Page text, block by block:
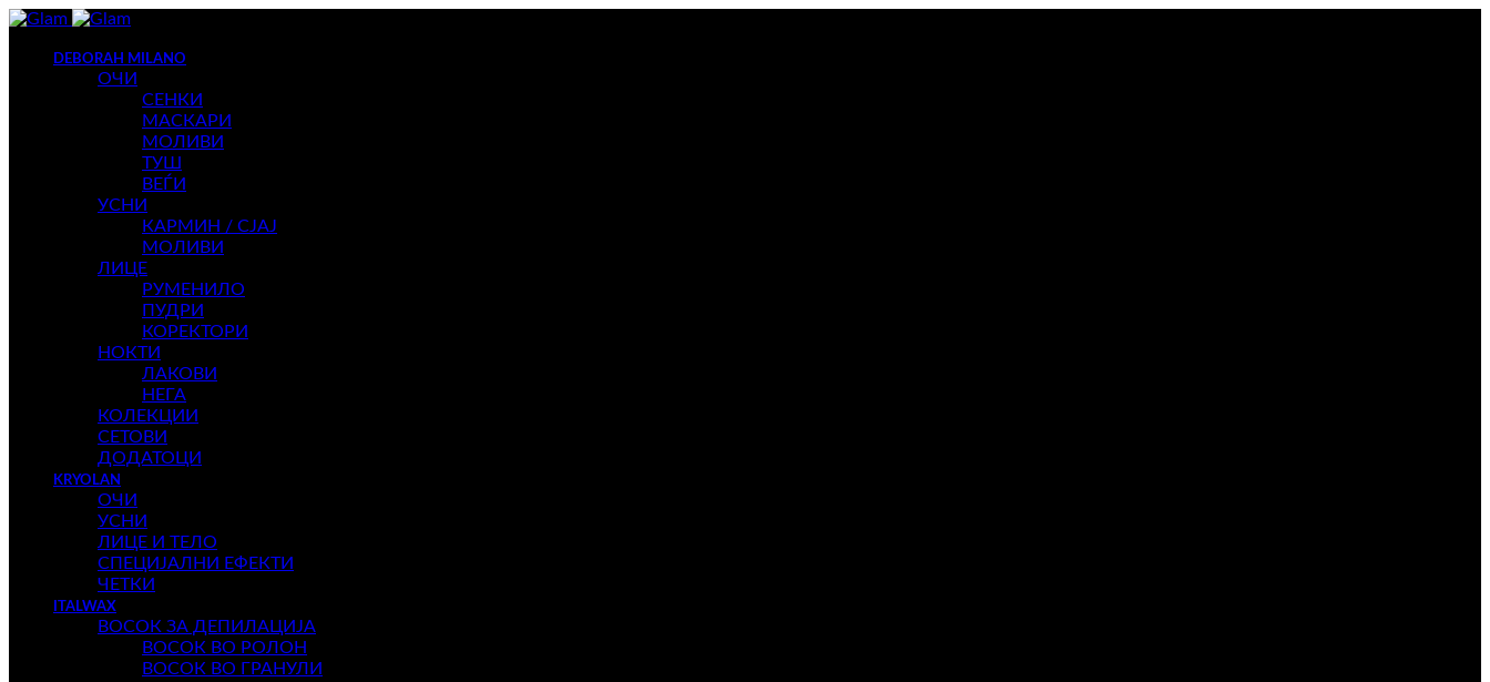
DEBORAH MILANO
ОЧИ
СЕНКИ
МАСКАРИ
МОЛИВИ
ТУШ
ВЕЃИ
УСНИ
КАРМИН / СЈАЈ
МОЛИВИ
ЛИЦЕ
РУМЕНИЛО
ПУДРИ
КОРЕКТОРИ
НОКТИ
ЛАКОВИ
НЕГА
КОЛЕКЦИИ
СЕТОВИ
ДОДАТОЦИ
KRYOLAN
ОЧИ
УСНИ
ЛИЦЕ И ТЕЛО
СПЕЦИЈАЛНИ ЕФЕКТИ
ЧЕТКИ
ITALWAX
ВОСОК ЗА ДЕПИЛАЦИЈА
ВОСОК ВО РОЛОН
ВОСОК ВО ГРАНУЛИ